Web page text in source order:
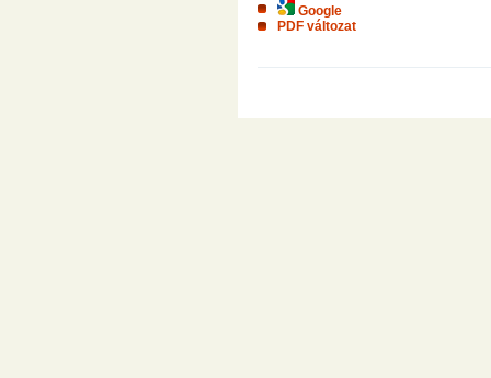
Google
PDF változat